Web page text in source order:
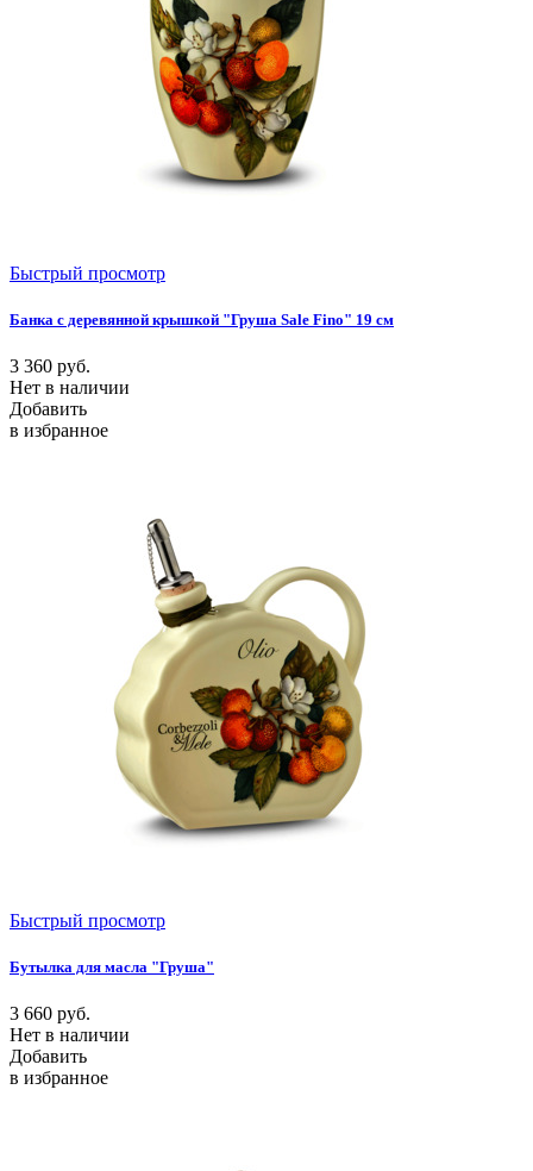
Быстрый просмотр
Банка с деревянной крышкой "Груша Sale Fino" 19 см
3 360 руб.
Нет в наличии
Добавить
в избранное
Быстрый просмотр
Бутылка для масла "Груша"
3 660 руб.
Нет в наличии
Добавить
в избранное